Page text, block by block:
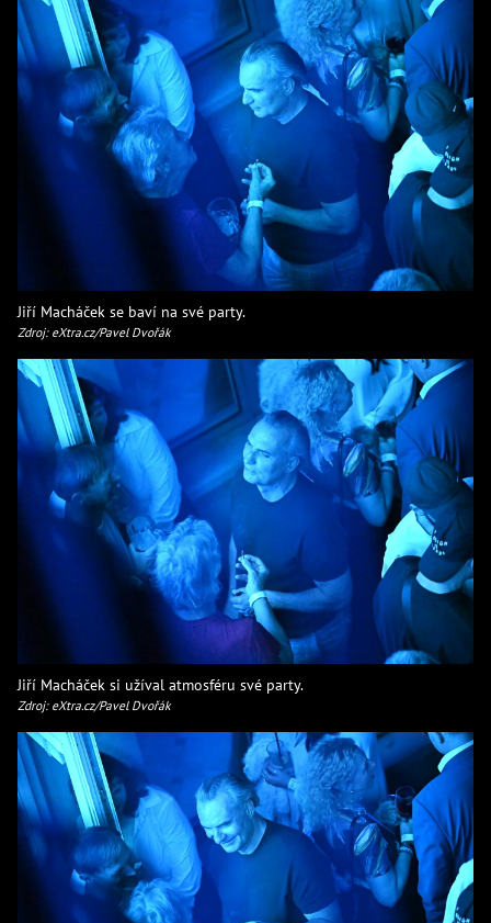
Jiří Macháček se baví na své party.
Zdroj: eXtra.cz/Pavel Dvořák
Jiří Macháček si užíval atmosféru své party.
Zdroj: eXtra.cz/Pavel Dvořák